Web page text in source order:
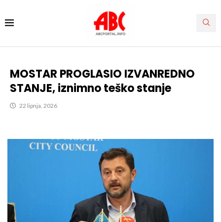
MOSTAR PROGLASIO IZVANREDNO
STANJE, iznimno teško stanje
22 lipnja, 2026